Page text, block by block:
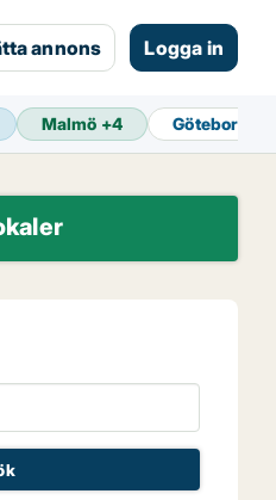
annons Logga in
Malmö +4 Göteborg